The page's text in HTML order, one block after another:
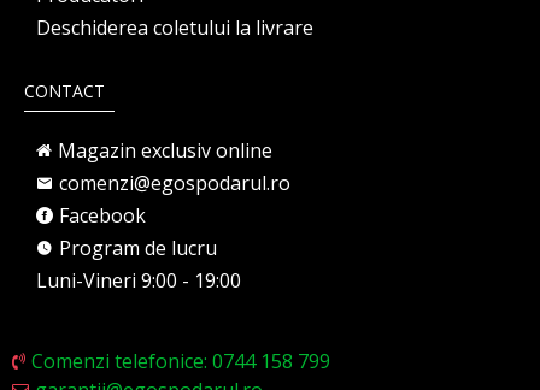
Deschiderea coletului la livrare
CONTACT
Magazin exclusiv online
comenzi@egospodarul.ro
Facebook
Program de lucru
Luni-Vineri 9:00 - 19:00
Comenzi telefonice: 0744 158 799